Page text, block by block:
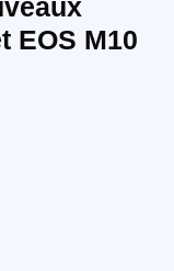
EOS M10